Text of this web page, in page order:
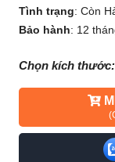
Tình trạng: Còn
Bảo hành: 12
Chọn kích thước: